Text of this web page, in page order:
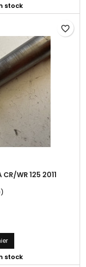
stock
CR/WR 125 2011
stock
favorite_border